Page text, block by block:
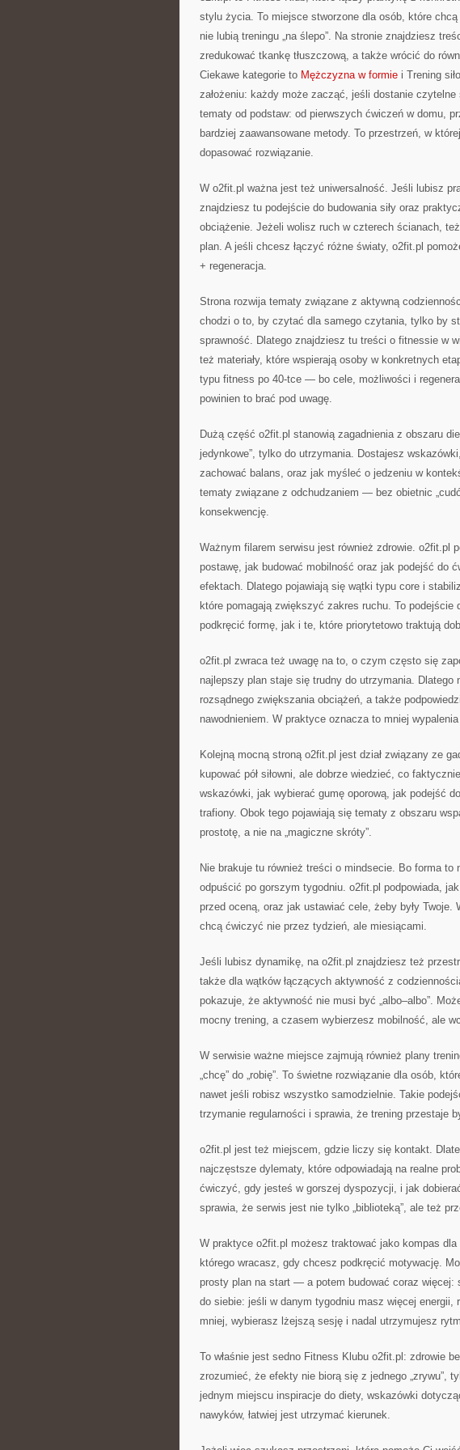
stylu życia. To miejsce stworzone dla osób, które
nie lubią treningu „na ślepo”. Na stronie znajdziesz
zredukować tkankę tłuszczową, a także wrócić do
Ciekawe kategorie to Mężczyzna w formie i Trening
założeniu: każdy może zacząć, jeśli dostanie
tematy od podstaw: od pierwszych ćwiczeń w domu,
bardziej zaawansowane metody. To przestrzeń, w
dopasować rozwiązanie.
W o2fit.pl ważna jest też uniwersalność. Jeśli lubisz
znajdziesz tu podejście do budowania siły oraz
obciążenie. Jeżeli wolisz ruch w czterech ścianach,
plan. A jeśli chcesz łączyć różne światy, o2fit.pl
+ regeneracja.
Strona rozwija tematy związane z aktywną
chodzi o to, by czytać dla samego czytania, tylko by
sprawność. Dlatego znajdziesz tu treści o fitnessie w
też materiały, które wspierają osoby w konkretnych
typu fitness po 40-tce — bo cele, możliwości i
powinien to brać pod uwagę.
Dużą część o2fit.pl stanowią zagadnienia z obszaru
jedynkowe”, tylko do utrzymania. Dostajesz
zachować balans, oraz jak myśleć o jedzeniu w
tematy związane z odchudzaniem — bez obietnic
konsekwencję.
Ważnym filarem serwisu jest również zdrowie. o2fit.pl
postawę, jak budować mobilność oraz jak podejść do
efektach. Dlatego pojawiają się wątki typu core i
które pomagają zwiększyć zakres ruchu. To podejście
podkręcić formę, jak i te, które priorytetowo traktują
o2fit.pl zwraca też uwagę na to, o czym często się
najlepszy plan staje się trudny do utrzymania. Dlatego
rozsądnego zwiększania obciążeń, a także
nawodnieniem. W praktyce oznacza to mniej
Kolejną mocną stroną o2fit.pl jest dział związany ze
kupować pół siłowni, ale dobrze wiedzieć, co
wskazówki, jak wybierać gumę oporową, jak podejść
trafiony. Obok tego pojawiają się tematy z obszaru
prostotę, a nie na „magiczne skróty”.
Nie brakuje tu również treści o mindsecie. Bo forma to
odpuścić po gorszym tygodniu. o2fit.pl podpowiada,
przed oceną, oraz jak ustawiać cele, żeby były
chcą ćwiczyć nie przez tydzień, ale miesiącami.
Jeśli lubisz dynamikę, na o2fit.pl znajdziesz też
także dla wątków łączących aktywność z
pokazuje, że aktywność nie musi być „albo–albo”.
mocny trening, a czasem wybierzesz mobilność, ale
W serwisie ważne miejsce zajmują również plany
„chcę” do „robię”. To świetne rozwiązanie dla osób,
nawet jeśli robisz wszystko samodzielnie. Takie
trzymanie regularności i sprawia, że trening przestaje
o2fit.pl jest też miejscem, gdzie liczy się kontakt.
najczęstsze dylematy, które odpowiadają na realne
ćwiczyć, gdy jesteś w gorszej dyspozycji, i jak
sprawia, że serwis jest nie tylko „biblioteką”, ale też
W praktyce o2fit.pl możesz traktować jako kompas
którego wracasz, gdy chcesz podkręcić motywację.
prosty plan na start — a potem budować coraz więcej:
do siebie: jeśli w danym tygodniu masz więcej
mniej, wybierasz lżejszą sesję i nadal utrzymujesz
To właśnie jest sedno Fitness Klubu o2fit.pl: zdrowie
zrozumieć, że efekty nie biorą się z jednego „zrywu”,
jednym miejscu inspiracje do diety, wskazówki
nawyków, łatwiej jest utrzymać kierunek.